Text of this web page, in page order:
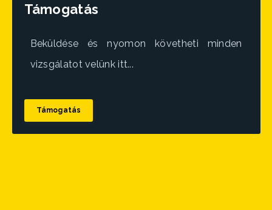
Támogatás
Beküldése és nyomon követheti minden
vizsgálatot velünk itt...
Támogatás